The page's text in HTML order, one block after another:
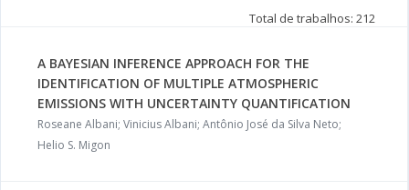
Total de trabalhos: 212
A BAYESIAN INFERENCE APPROACH FOR THE
IDENTIFICATION OF MULTIPLE ATMOSPHERIC
EMISSIONS WITH UNCERTAINTY QUANTIFICATION
Roseane Albani; Vinicius Albani; Antônio José da Silva Neto;
Helio S. Migon